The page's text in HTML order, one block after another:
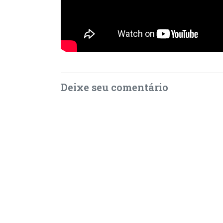
Deixe seu comentário